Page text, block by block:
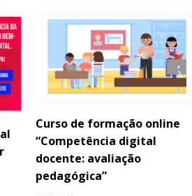
Curso de formação online
“Competência digital
docente: avaliação
pedagógica”